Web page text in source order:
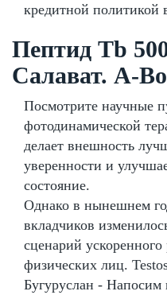
кредитной политикой
Пептид Tb
Салават. A-
Посмотрите научные
фотодинамической
делает внешность
уверенности и
состояние.
Однако в нынешнем
вкладчиков
сценарий
физических лиц.
Бугуруслан - Напосим